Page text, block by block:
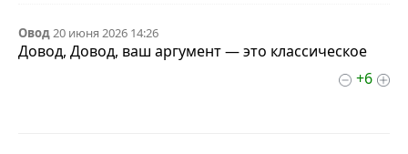
Овод20 июня 2026 14:26
Довод, Довод, ваш аргумент — это классическое
+6